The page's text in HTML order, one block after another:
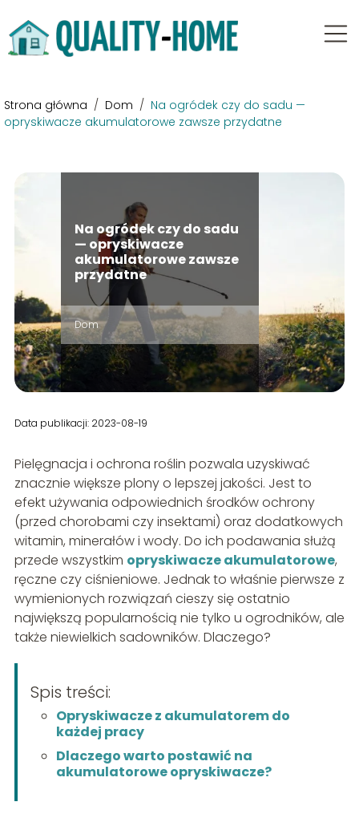
Strona główna / Dom / Na ogródek czy do sadu —
opryskiwacze akumulatorowe zawsze przydatne
Na ogródek czy do sadu
— opryskiwacze
akumulatorowe zawsze
przydatne
Dom
Data publikacji: 2023-08-19
Pielęgnacja i ochrona roślin pozwala uzyskiwać
znacznie większe plony o lepszej jakości. Jest to
efekt używania odpowiednich środków ochrony
(przed chorobami czy insektami) oraz dodatkowych
witamin, minerałów i wody. Do ich podawania służą
przede wszystkim opryskiwacze akumulatorowe,
ręczne czy ciśnieniowe. Jednak to właśnie pierwsze z
wymienionych rozwiązań cieszy się ostatnio
największą popularnością nie tylko u ogrodników, ale
także niewielkich sadowników. Dlaczego?
Spis treści:
Opryskiwacze z akumulatorem do
każdej pracy
Dlaczego warto postawić na
akumulatorowe opryskiwacze?